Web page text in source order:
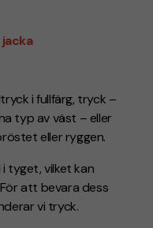
jacka
i fullfärg, tryck –
typ av väst – eller
eller ryggen.
tyget, vilket kan
att bevara dess
vi tryck.